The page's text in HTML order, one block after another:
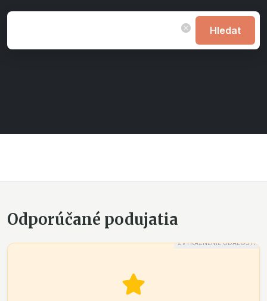
Hledat
Odporúčané podujatia
ZVÝRAZNENIE UDALOSTI